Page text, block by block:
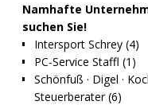
Namhafte
suchen Sie!
Intersport Schrey (4)
PC-Service Staffl (1)
Schönfuß · Digel ·
Steuerberater (6)